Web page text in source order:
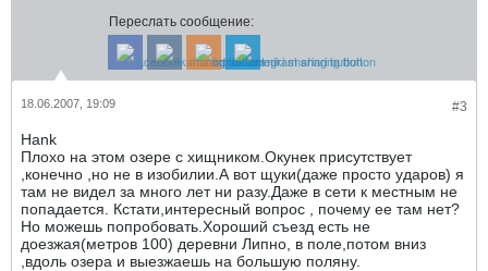
Переслать сообщение:
#3
18.06.2007, 19:09
Hank
Плохо на этом озере с хищником.Окунек присутствует
,конечно ,но не в изобилии.А вот щуки(даже просто ударов) я
там не видел за много лет ни разу.Даже в сети к местным не
попадается. Кстати,интересный вопрос , почему ее там нет?
Но можешь попробовать.Хороший съезд есть не
доезжая(метров 100) деревни Липно, в поле,потом вниз
,вдоль озера и выезжаешь на большую поляну.